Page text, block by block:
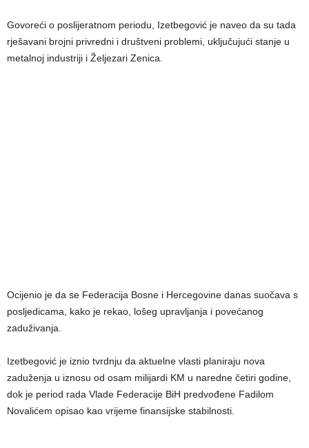
Govoreći o poslijeratnom periodu, Izetbegović je naveo da su tada
rješavani brojni privredni i društveni problemi, uključujući stanje u
metalnoj industriji i Željezari Zenica.
Ocijenio je da se Federacija Bosne i Hercegovine danas suočava s
posljedicama, kako je rekao, lošeg upravljanja i povećanog
zaduživanja.
Izetbegović je iznio tvrdnju da aktuelne vlasti planiraju nova
zaduženja u iznosu od osam milijardi KM u naredne četiri godine,
dok je period rada Vlade Federacije BiH predvođene Fadilom
Novalićem opisao kao vrijeme finansijske stabilnosti.